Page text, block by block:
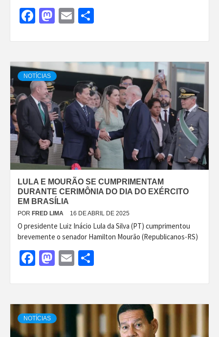
Facebook
Mastodon
Email
NOTÍCIAS
LULA E MOURÃO SE CUMPRIMENTAM
DURANTE CERIMÔNIA DO DIA DO EXÉRCITO
EM BRASÍLIA
POR FRED LIMA 16 DE ABRIL DE 2025
O presidente Luiz Inácio Lula da Silva (PT) cumprimentou
brevemente o senador Hamilton Mourão (Republicanos-RS)
Facebook
Mastodon
Email
NOTÍCIAS